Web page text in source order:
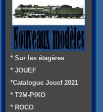
* Sur les étagères
* JOUEF
*Catalogue Jouef 2021
* T2M-PIKO
* ROCO